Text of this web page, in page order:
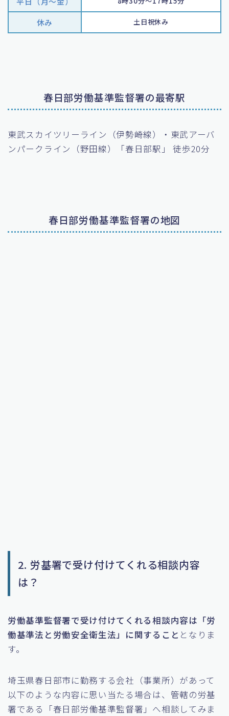
休み 土日祝休み
春日部労働基準監督署の最寄駅
東武スカイツリーライン（伊勢崎線）・東武アーバ
ンパークライン（野田線）「春日部駅」 徒歩20分
春日部労働基準監督署の地図
2. 労基署で受け付けてくれる相談内容
は？
労働基準監督署で受け付けてくれる相談内容は「労
働基準法と労働安全衛生法」に関すること となりま
す。
埼玉県春日部市に勤務する会社（事業所）があって
以下のような内容に思い当たる場合は、管轄の労基
署である「春日部労働基準監督署」へ相談してみま